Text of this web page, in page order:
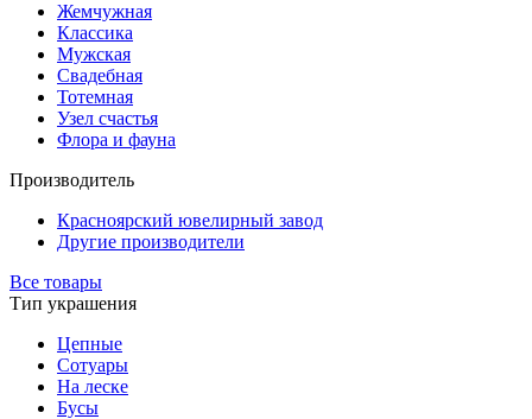
Жемчужная
Классика
Мужская
Свадебная
Тотемная
Узел счастья
Флора и фауна
Производитель
Красноярский ювелирный завод
Другие производители
Все товары
Тип украшения
Цепные
Сотуары
На леске
Бусы